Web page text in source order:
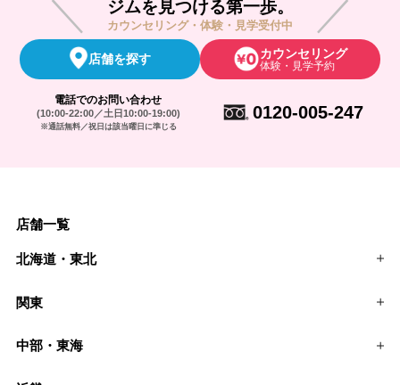
ジムを見つける第一歩。
カウンセリング・体験・見学受付中
店舗を探す カウンセリング
体験・見学予約
電話でのお問い合わせ
(10:00-22:00／土日10:00-19:00)
※通話無料／祝日は該当曜日に準じる
0120-005-247
店舗一覧
北海道・東北
関東
中部・東海